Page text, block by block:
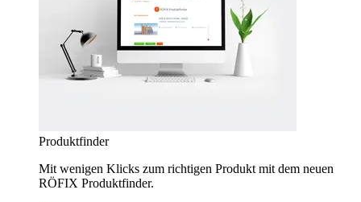
Produktfinder
Mit wenigen Klicks zum richtigen Produkt mit dem neuen
RÖFIX Produktfinder.